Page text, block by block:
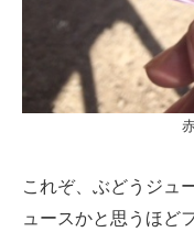
これぞ、ぶどうジュ
ュースかと思うほど